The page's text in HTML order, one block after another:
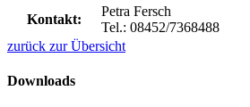
Kontakt:
Petra Fersch
Tel.: 08452/7368488
zurück zur Übersicht
Downloads